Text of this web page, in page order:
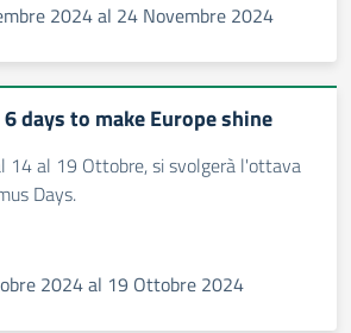
2024 al 24 Novembre 2024
days to make Europe shine
14 al 19 Ottobre, si svolgerà l'ottava
Days.
2024 al 19 Ottobre 2024